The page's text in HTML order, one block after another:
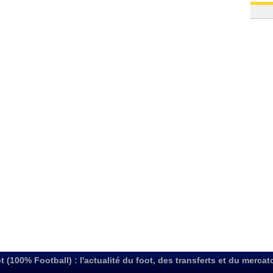
(100% Football) : l'actualité du foot, des transferts et du